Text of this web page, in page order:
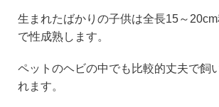
生まれたばかりの子供は全長15～
で性成熟します。
ペットのヘビの中でも比較的丈夫で飼
れます。